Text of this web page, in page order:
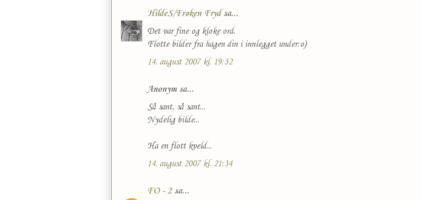
HildeS/Frøken Frydsa...
Det var fine og kloke ord.
Flotte bilder fra hagen din i innlegget under:o)
14. august 2007 kl. 19:32
Anonym sa...
Så sant, så sant...
Nydelig bilde...
Ha en flott kveld...
14. august 2007 kl. 21:34
FO - 2 sa...